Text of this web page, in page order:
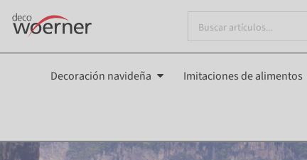
Decoración navideña Imitaciones de alimentos